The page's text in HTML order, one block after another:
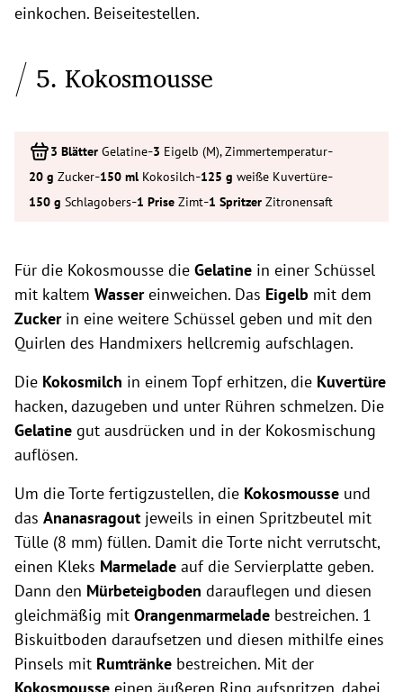
einkochen. Beiseitestellen.
5. Kokosmousse
Gelatine- Eigelb (M), Zimmertemperatur-
Zucker- Kokosilch- weiße Kuvertüre-
Schlagobers- Zimt- Zitronensaft
Für die Kokosmousse die Gelatine in einer Schüssel
mit kaltem Wassereinweichen. Das Eigelb mit dem
Zucker in eine weitere Schüssel geben und mit den
Quirlen des Handmixers hellcremig aufschlagen.
Die Kokosmilch in einem Topf erhitzen, die Kuvertüre
hacken, dazugeben und unter Rühren schmelzen. Die
Gelatine gut ausdrücken und in der Kokosmischung
auflösen.
Um die Torte fertigzustellen, die Kokosmousse und
das Ananasragout jeweils in einen Spritzbeutel mit
Tülle (8 mm) füllen. Damit die Torte nicht verrutscht,
einen Kleks Marmelade auf die Servierplatte geben.
Dann den Mürbeteigboden darauflegen und diesen
gleichmäßig mit Orangenmarmelade bestreichen. 1
Biskuitboden daraufsetzen und diesen mithilfe eines
Pinsels mit Rumtränke bestreichen. Mit der
Kokosmousse einen äußeren Ring aufspritzen, dabei